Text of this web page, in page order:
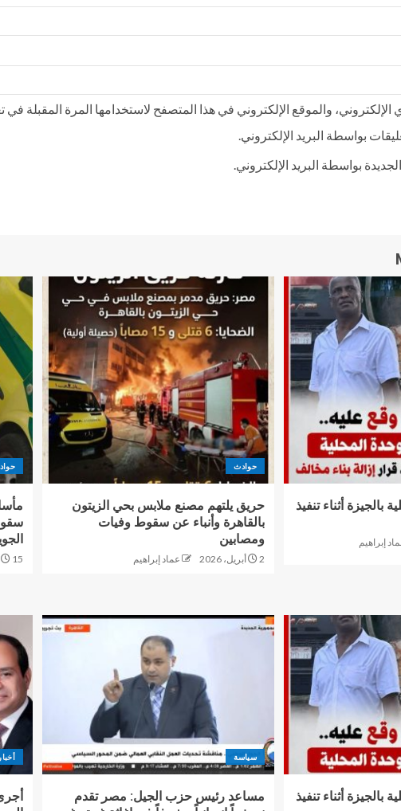
والموقع الإلكتروني في هذا المتصفح لاستخدامها المرة المقبلة في
بواسطة البريد الإلكتروني.
بواسطة البريد الإلكتروني.
أثناء تنفيذ
إبراهيم
حوادث
حريق يلتهم مصنع ملابس بحي الزيتون
بالقاهرة وأنباء عن سقوط وفيات
ومصابين
2 أبريل، 2026 عماد إبراهيم 15 مارس، 2026
أثناء تنفيذ
سياسة
مساعد رئيس حزب الجيل: مصر تقدم
أخبار